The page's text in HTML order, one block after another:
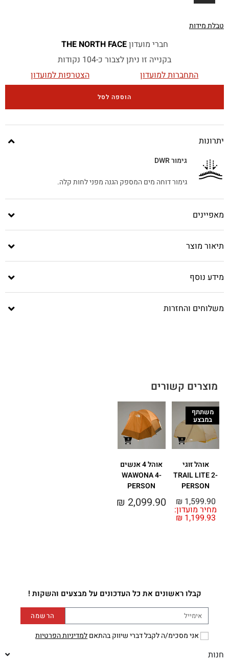
טבלת מידות
חברי מועדוןTHE NORTH FACE
בקנייה זו ניתן לצבור כ-104 נקודות
התחברות למועדון
הצטרפות למועדון
הוספה לסל
יתרונות
גימור DWR
גימור דוחה מים המספק הגנה מפני לחות קלה.
מאפיינים
תיאור מוצר
מידע נוסף
משלוחים והחזרות
מוצרים קשורים
משתתף
במבצע
אוהל זוגי
TRAIL LITE 2-
PERSON
מחיר מועדון:
₪ 1,199.93
₪ 1,599.90
אוהל 4 אנשים
WAWONA 4-
PERSON
₪ 2,099.90
קבלו ראשונים את כל העדכונים על מבצעים והשקות !
אני מסכימ/ה לקבל דברי שיווק בהתאםלמדיניות הפרטיות
הרשמה
חנות